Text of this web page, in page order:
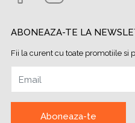
ABONEAZA-TE LA
Fii la curent cu toate promotiile si
Email
Aboneaza-te